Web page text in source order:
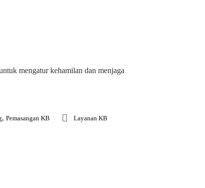
mengatur kehamilan dan menjaga
, Pemasangan KB Layanan KB